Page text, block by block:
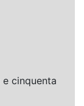
cinquenta